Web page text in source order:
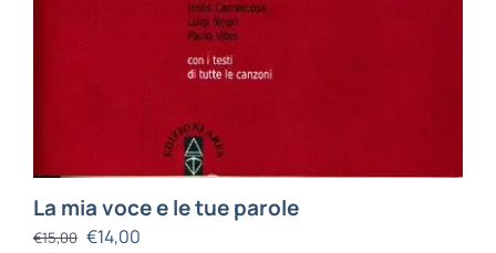
La mia voce e le tue parole
€15,00 €14,00